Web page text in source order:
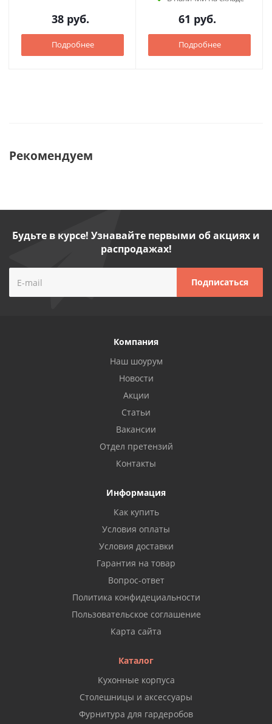
38 руб.
Подробнее
61 руб.
Подробнее
Рекомендуем
Будьте в курсе! Узнавайте первыми об акциях и
распродажах!
Компания
Наш шоурум
Новости
Акции
Статьи
Вакансии
Отдел претензий
Контакты
Информация
Как купить
Условия оплаты
Условия доставки
Гарантия на товар
Вопрос-ответ
Политика конфидециальности
Пользовательское соглашение
Карта сайта
Каталог
Кухонные корпуса
Столешницы и аксессуары
Фурнитура для гардеробов